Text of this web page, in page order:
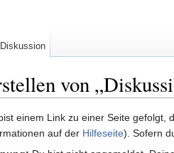
von
einem Link zu einer Seite gefolgt,
auf der Hilfeseite). Sofern
Diskussion